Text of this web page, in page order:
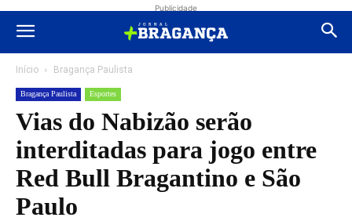
Publicidade
Início Bragança Paulista
Bragança Paulista Esportes
Vias do Nabizão serão
interditadas para jogo entre
Red Bull Bragantino e São
Paulo